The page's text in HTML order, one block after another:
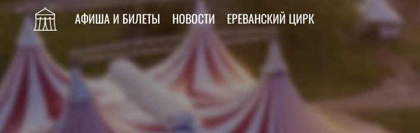
АФИША И БИЛЕТЫ НОВОСТИ ЕРЕВАНСКИЙ ЦИРК